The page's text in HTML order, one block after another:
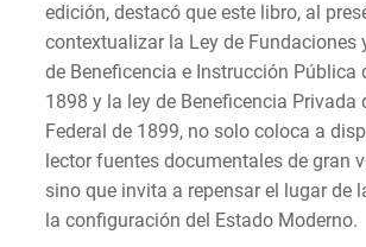
edición, destacó que este libro, al
contextualizar la Ley de Fundaciones
de Beneficencia e Instrucción Pública
1898 y la ley de Beneficencia Privada
Federal de 1899, no solo coloca a
lector fuentes documentales de gran
sino que invita a repensar el lugar de
la configuración del Estado Moderno.